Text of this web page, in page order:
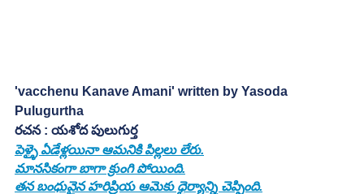
'vacchenu Kanave Amani' written by Yasoda
Pulugurtha
రచన : యశోద పులుగుర్త
పెళ్ళై ఏడేళ్లయినా ఆమనికి పిల్లలు లేరు.
మానసికంగా బాగా క్రుంగి పోయింది.
తన బంధువైన హరిప్రియ ఆమెకు ధైర్యాన్ని చెప్పింది.